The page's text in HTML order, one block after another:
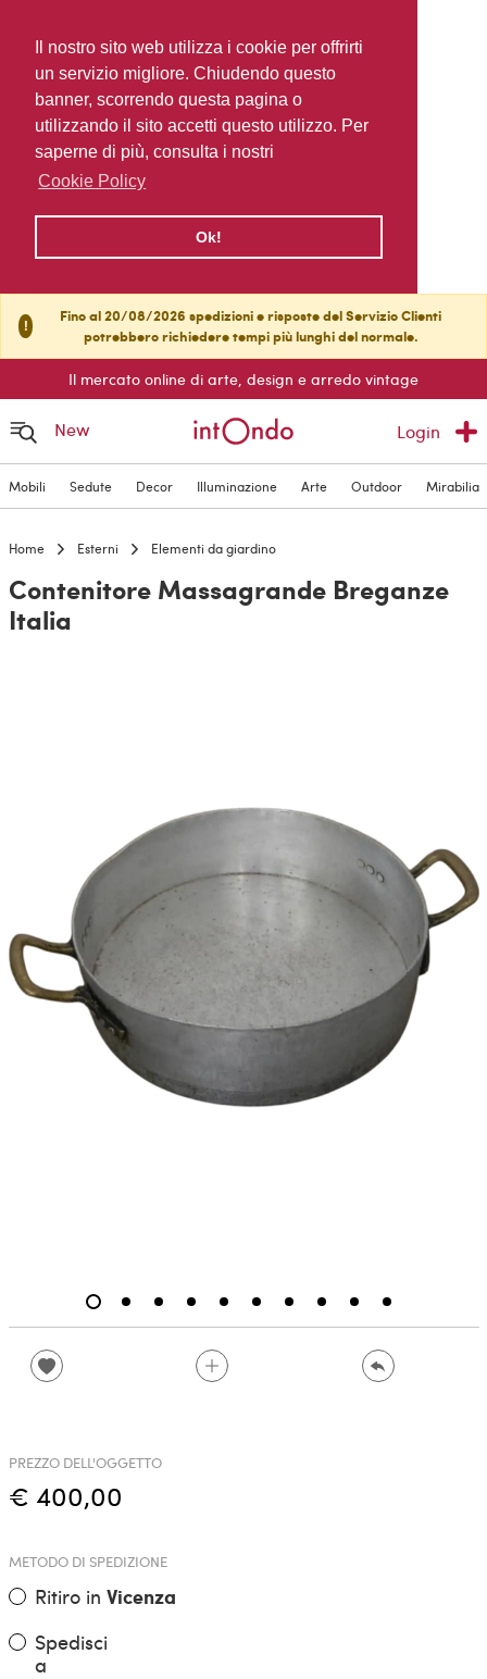
Il nostro sito web utilizza i cookie per offrirti
un servizio migliore. Chiudendo questo
banner, scorrendo questa pagina o
utilizzando il sito accetti questo utilizzo. Per
saperne di più, consulta i nostri
Cookie Policy
Ok!
!
Fino al 20/08/2026 spedizioni e risposte del Servizio Clienti
potrebbero richiedere tempi più lunghi del normale.
Il mercato online di arte, design e arredo vintage
New Login
Mobili Sedute Decor Illuminazione Arte Outdoor Mirabilia
Home Esterni Elementi da giardino
Contenitore Massagrande Breganze
Italia
PREZZO DELL'OGGETTO
€ 400,00
METODO DI SPEDIZIONE
Ritiro in Vicenza
Spedisci
a